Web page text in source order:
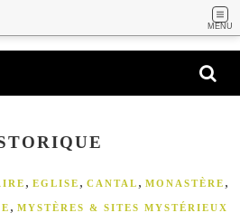
MENU
, EGLISE , CANTAL , MONASTÈRE ,
, MYSTÈRES & SITES MYSTÉRIEUX